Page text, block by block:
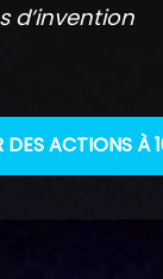
d’invention
DES ACTIONS À